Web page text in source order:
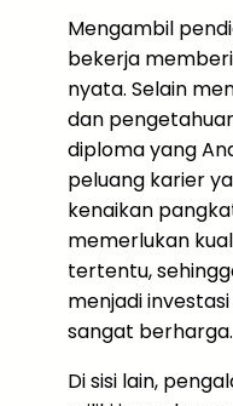
Mengambil
bekerja
nyata. Selain
dan
diploma yang
peluang karier
kenaikan
memerlukan
tertentu,
menjadi
sangat berharga.
Di sisi lain,